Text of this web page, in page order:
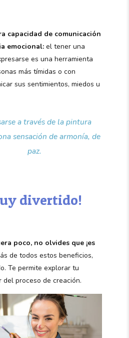
capacidad de comunicación
emocional: el tener una
es una herramienta
más tímidas o con
sus sentimientos, miedos u
a través de la pintura
sensación de armonía, de
paz.
divertido!
poco, no olvides que ¡es
de todos estos beneficios,
Te permite explorar tu
proceso de creación.